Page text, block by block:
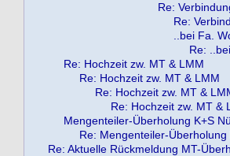
Re:
Re:
..bei Fa.
Re:
Re: Hochzeit zw. MT & LMM
Re: Hochzeit zw. MT & LMM
Re: Hochzeit zw. MT &
Re: Hochzeit zw. MT &
Mengenteiler-Überholung K+S
Re: Mengenteiler-
Re: Aktuelle Rückmeldung MT-